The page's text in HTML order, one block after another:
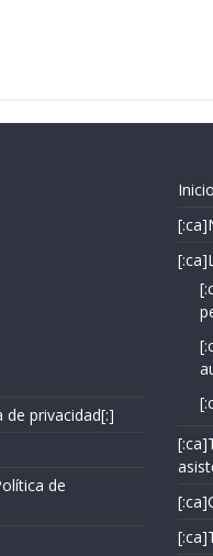
privacidad[:]
de
Inicio